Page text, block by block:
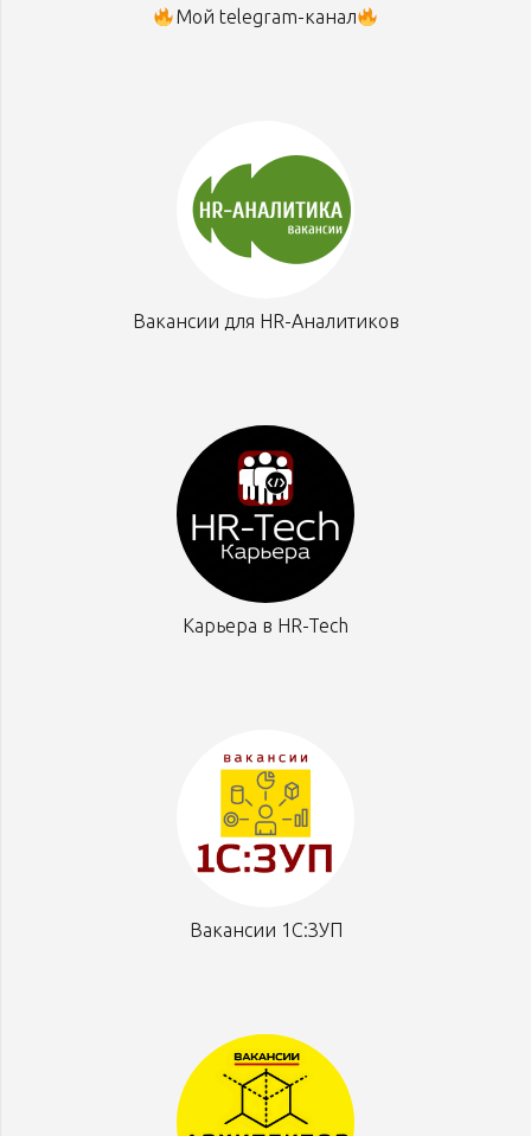
Мой telegram-канал
Вакансии для HR-Аналитиков
Карьера в HR-Tech
Вакансии 1С:ЗУП